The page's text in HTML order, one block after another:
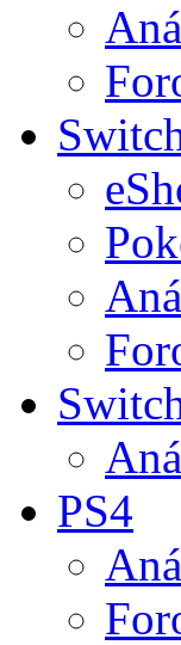
PS4